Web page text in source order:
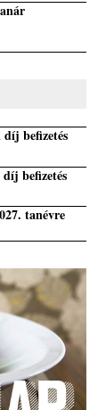
befizetés
befizetés
tanévre